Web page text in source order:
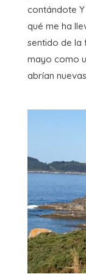
contándote
qué me ha
sentido de la
mayo como
abrían nuevas